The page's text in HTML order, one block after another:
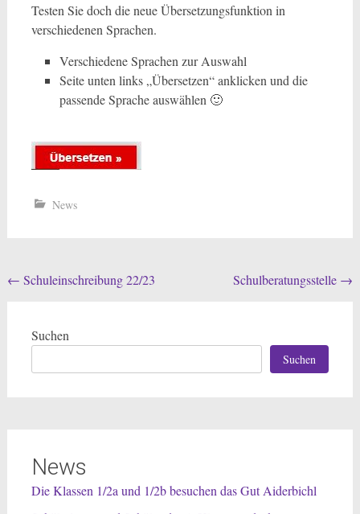
Testen Sie doch die neue Übersetzungsfunktion in
verschiedenen Sprachen.
Verschiedene Sprachen zur Auswahl
Seite unten links „Übersetzen“ anklicken und die
passende Sprache auswählen 🙂
News
Beitragsnavigation
← Schuleinschreibung 22/23 Schulberatungsstelle →
Suchen
Suchen
News
Die Klassen 1/2a und 1/2b besuchen das Gut Aiderbichl